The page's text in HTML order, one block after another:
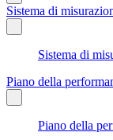
Sistema di
Sistema di
Piano della
Piano della